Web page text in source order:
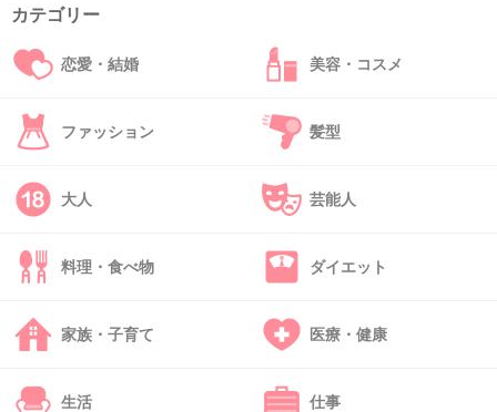
なんで買うのー？気持ち悪い。
ロリエエフ、結構好きで愛用してるのに、なん
かもう買いたくないなー
なんかバーコード集めたら、あっちゃんグッズ
とか貰えるとかなら分かるけど…
なんにもないなら、男は買わないでー
49. 匿名
悲鳴だらけですね。
+126
カテゴリー
恋愛・結婚 美容・コスメ
ファッション 髪型
大人 芸能人
料理・食べ物 ダイエット
家族・子育て 医療・健康
生活 仕事